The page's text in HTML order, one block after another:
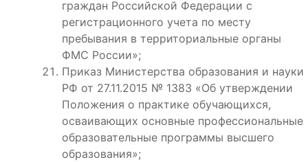
граждан Российской Федерации с
регистрационного учета по месту
пребывания в территориальные органы
ФМС России»;
Приказ Министерства образования и науки
РФ от 27.11.2015 № 1383 «Об утверждении
Положения о практике обучающихся,
осваивающих основные профессиональные
образовательные программы высшего
образования»;